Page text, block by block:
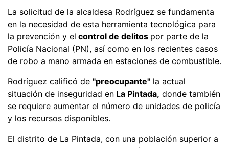
La solicitud de la alcaldesa Rodríguez se fundamenta
en la necesidad de esta herramienta tecnológica para
la prevención y el control de delitos por parte de la
Policía Nacional (PN), así como en los recientes casos
de robo a mano armada en estaciones de combustible.
Rodríguez calificó de "preocupante" la actual
situación de inseguridad en La Pintada, donde también
se requiere aumentar el número de unidades de policía
y los recursos disponibles.
El distrito de La Pintada, con una población superior a